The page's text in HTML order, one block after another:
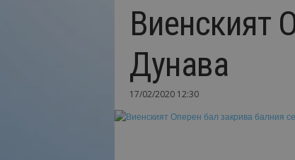
о
Виенският
Дунава
17/02/2020 12:30